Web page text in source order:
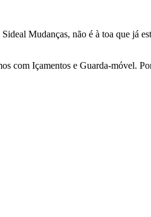
Mudanças, não é à toa que já
com Içamentos e Guarda-móvel.